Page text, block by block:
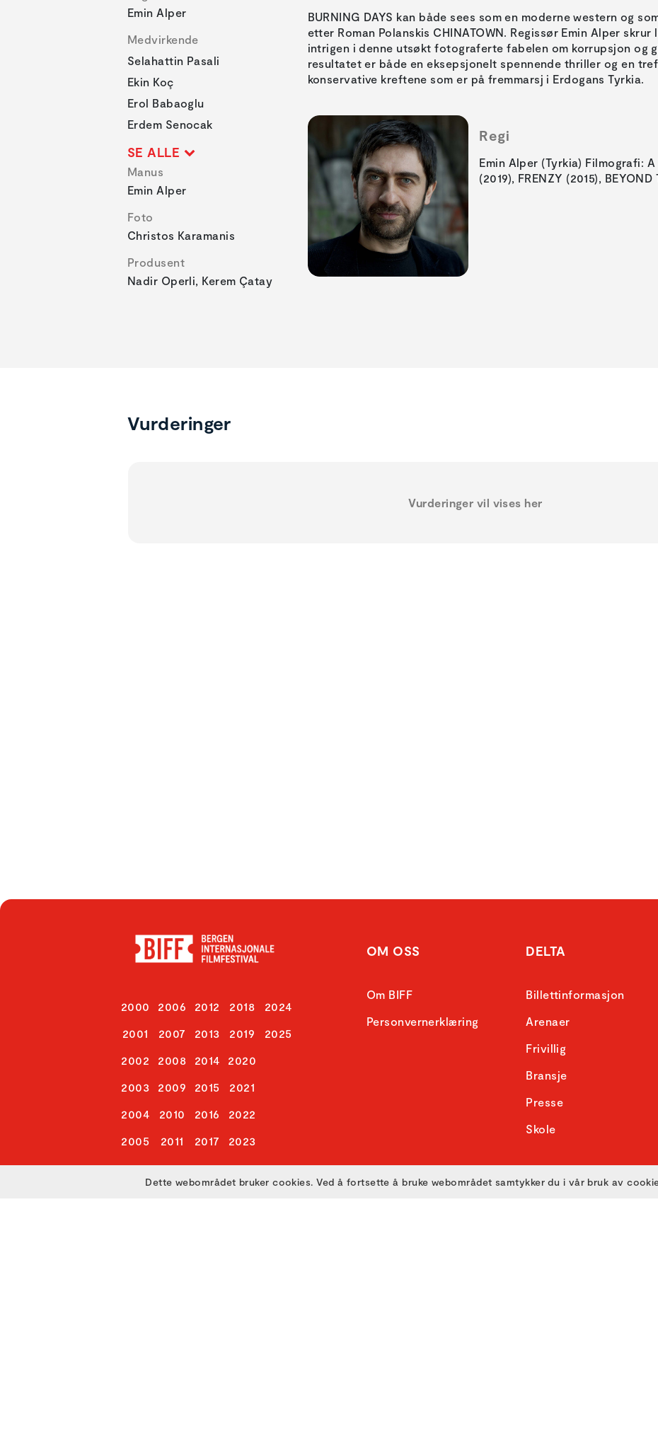
Emin Alper
Medvirkende
Selahattin Pasali
Ekin Koç
Erol Babaoglu
Erdem Senocak
SE ALLE
Manus
Emin Alper
Foto
Christos Karamanis
Produsent
Nadir Operli, Kerem Çatay
BURNING DAYS kan både sees som en moderne western og
etter Roman Polanskis CHINATOWN. Regissør Emin Alper
intrigen i denne utsøkt fotograferte fabelen om korrupsjon og
resultatet er både en eksepsjonelt spennende thriller og en
konservative kreftene som er på fremmarsj i Erdogans Tyrkia.
Regi
Emin Alper (Tyrkia) Filmografi: A
(2019), FRENZY (2015), BEYOND
Vurderinger
Vurderinger vil vises her
2000
2001
2002
2003
2004
2005
2006
2007
2008
2009
2010
2011
2012
2013
2014
2015
2016
2017
2018
2019
2020
2021
2022
2023
2024
2025
OM OSS
Om BIFF
Personvernerklæring
DELTA
Billettinformasjon
Arenaer
Frivillig
Bransje
Presse
Skole
Dette webområdet bruker cookies. Ved å fortsette å bruke webområdet samtykker du i vår bruk av